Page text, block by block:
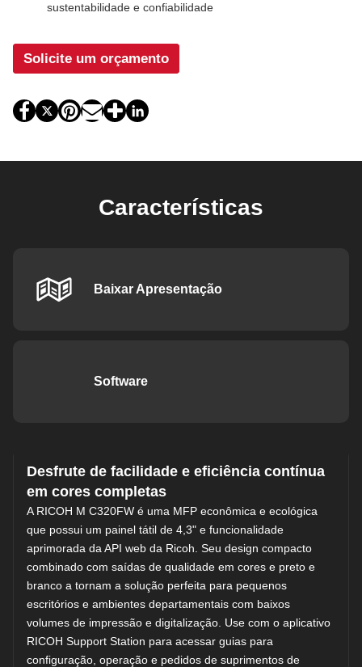
sustentabilidade e confiabilidade
Solicite um orçamento
Características
Baixar Apresentação
Software
Desfrute de facilidade e eficiência contínua
em cores completas
A RICOH M C320FW é uma MFP econômica e ecológica
que possui um painel tátil de 4,3" e funcionalidade
aprimorada da API web da Ricoh. Seu design compacto
combinado com saídas de qualidade em cores e preto e
branco a tornam a solução perfeita para pequenos
escritórios e ambientes departamentais com baixos
volumes de impressão e digitalização. Use com o aplicativo
RICOH Support Station para acessar guias para
configuração, operação e pedidos de suprimentos de